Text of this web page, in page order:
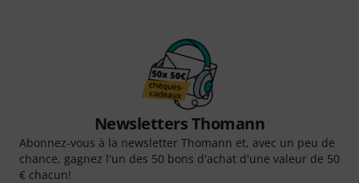
Newsletters Thomann
Abonnez-vous à la newsletter Thomann et, avec un peu de
chance, gagnez l'un des 50 bons d'achat d'une valeur de 50
€ chacun!